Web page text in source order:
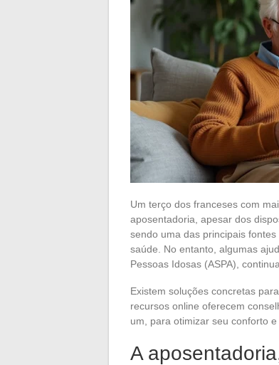
Um terço dos franceses com
aposentadoria, apesar dos
sendo uma das principais
saúde. No entanto, algumas
Pessoas Idosas (ASPA),
Existem soluções concretas
recursos online oferecem
um, para otimizar seu conforto
A